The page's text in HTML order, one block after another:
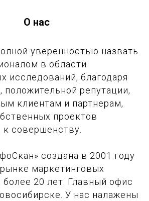
О нас
уверенностью назвать
в области
исследований, благодаря
положительной репутации,
клиентам и партнерам,
проектов
совершенству.
создана в 2001 году
маркетинговых
20 лет. Главный офис
У нас налажены